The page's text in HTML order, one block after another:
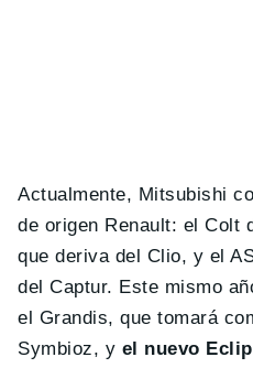
Actualmente, Mitsubishi
de origen Renault: el Colt
que deriva del Clio, y el
del Captur. Este mismo
el Grandis, que tomará
Symbioz, y el nuevo